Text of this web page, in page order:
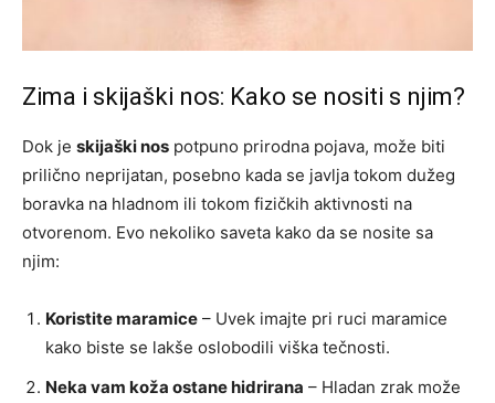
Zima i skijaški nos: Kako se nositi s njim?
Dok je skijaški nos potpuno prirodna pojava, može biti
prilično neprijatan, posebno kada se javlja tokom dužeg
boravka na hladnom ili tokom fizičkih aktivnosti na
otvorenom. Evo nekoliko saveta kako da se nosite sa
njim:
Koristite maramice – Uvek imajte pri ruci maramice
kako biste se lakše oslobodili viška tečnosti.
Neka vam koža ostane hidrirana – Hladan zrak može